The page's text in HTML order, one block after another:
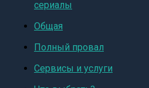
сериалы
Общая
Полный провал
Сервисы и услуги